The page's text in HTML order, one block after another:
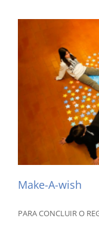
Make-A-wish
PARA CONCLUIR O